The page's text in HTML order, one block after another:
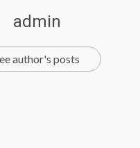
admin
author's posts